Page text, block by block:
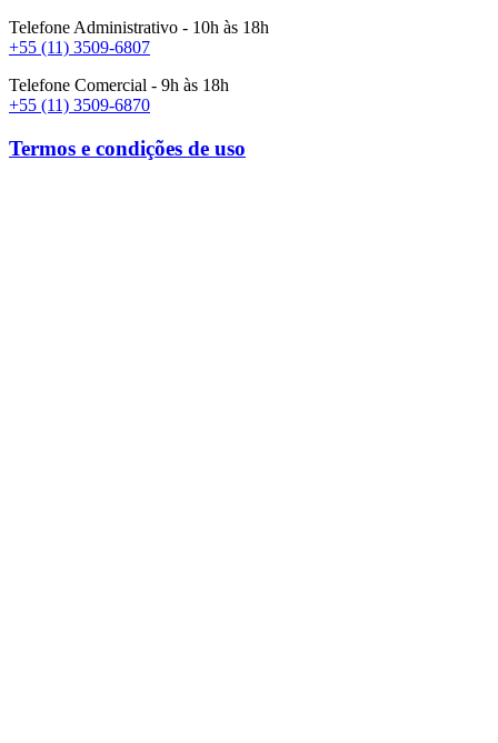
Telefone Administrativo - 10h às 18h
+55 (11) 3509-6807
Telefone Comercial - 9h às 18h
+55 (11) 3509-6870
Termos e condições de uso